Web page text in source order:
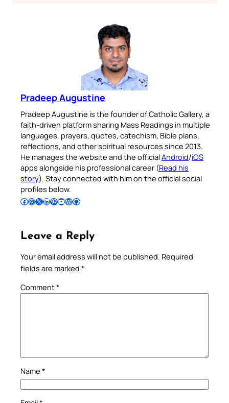
Pradeep Augustine
Pradeep Augustine is the founder of Catholic Gallery, a
faith-driven platform sharing Mass Readings in multiple
languages, prayers, quotes, catechism, Bible plans,
reflections, and other spiritual resources since 2013.
He manages the website and the officialAndroid/iOS
apps alongside his professional career (Read his
story). Stay connected with him on the official social
profiles below.
Follow Pradeep on Facebook Follow Pradeep on InstagramFollow Pradeep on X Follow Pradeep on LinkedIn Follow Pradeep on Pinterest Subscribe to Pradeep’s Youtube Channel Follow Pradeep on WordPress Follow Pradeep on GitHub
Leave a Reply
Your email address will not be published. Required
fields are marked *
Comment*
Name *